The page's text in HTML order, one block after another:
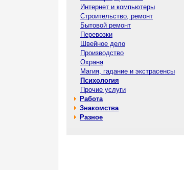
Интернет и компьютеры
Строительство, ремонт
Бытовой ремонт
Перевозки
Швейное дело
Производство
Охрана
Магия, гадание и экстрасенсы
Психология
Прочие услуги
Работа
Знакомства
Разное